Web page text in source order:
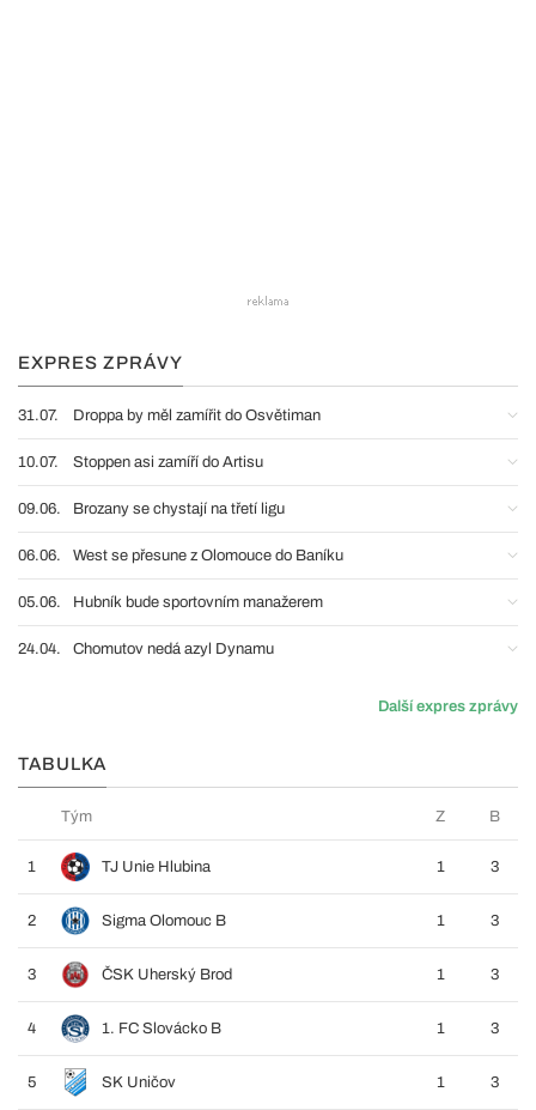
EXPRES ZPRÁVY
31.07. Droppa by měl zamířit do Osvětiman
10.07. Stoppen asi zamíří do Artisu
09.06. Brozany se chystají na třetí ligu
06.06. West se přesune z Olomouce do Baníku
05.06. Hubník bude sportovním manažerem
24.04. Chomutov nedá azyl Dynamu
Další expres zprávy
TABULKA
Tým Z B
1 TJ Unie Hlubina 1 3
2 Sigma Olomouc B 1 3
3 ČSK Uherský Brod 1 3
4 1. FC Slovácko B 1 3
5 SK Uničov 1 3